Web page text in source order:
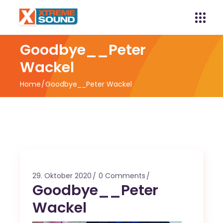
Goodbye__Peter
Wackel
Home Goodbye__Peter Wackel
29. Oktober 2020 0 Comments
Goodbye__Peter
Wackel